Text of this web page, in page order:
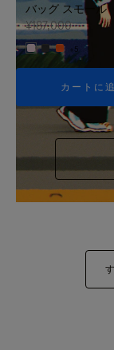
バッグ スモール
¥187,000
+5
カートに